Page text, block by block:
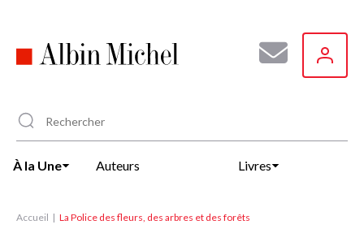
principal
À la Une Auteurs Livres
Accueil La Police des fleurs, des arbres et des forêts